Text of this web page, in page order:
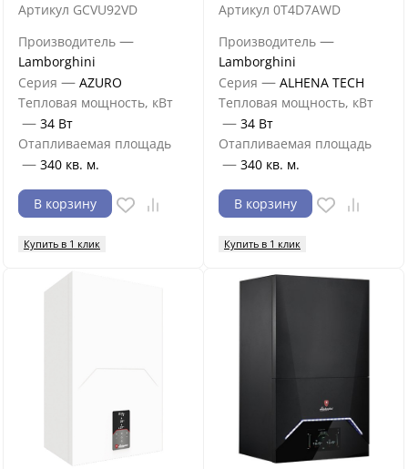
Артикул GCVU92VD
Производитель —
Lamborghini
Серия — AZURO
Тепловая мощность, кВт
— 34 Вт
Отапливаемая площадь
— 340 кв. м.
В корзину
Купить в 1 клик
Артикул 0T4D7AWD
Производитель —
Lamborghini
Серия — ALHENA TECH
Тепловая мощность, кВт
— 34 Вт
Отапливаемая площадь
— 340 кв. м.
В корзину
Купить в 1 клик